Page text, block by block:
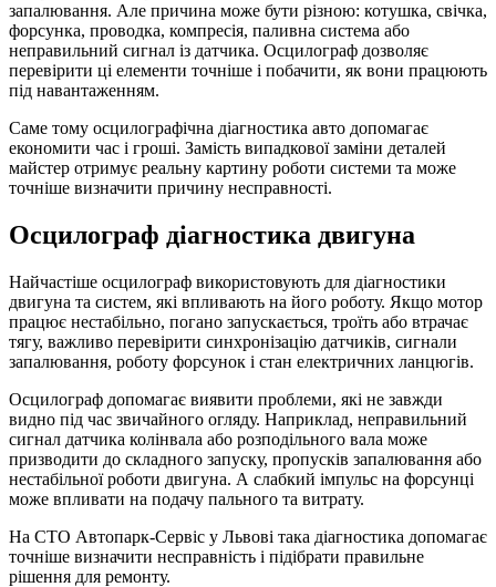
запалювання. Але причина може бути різною: котушка, свічка,
форсунка, проводка, компресія, паливна система або
неправильний сигнал із датчика. Осцилограф дозволяє
перевірити ці елементи точніше і побачити, як вони працюють
під навантаженням.
Саме тому осцилографічна діагностика авто допомагає
економити час і гроші. Замість випадкової заміни деталей
майстер отримує реальну картину роботи системи та може
точніше визначити причину несправності.
Осцилограф діагностика двигуна
Найчастіше осцилограф використовують для діагностики
двигуна та систем, які впливають на його роботу. Якщо мотор
працює нестабільно, погано запускається, троїть або втрачає
тягу, важливо перевірити синхронізацію датчиків, сигнали
запалювання, роботу форсунок і стан електричних ланцюгів.
Осцилограф допомагає виявити проблеми, які не завжди
видно під час звичайного огляду. Наприклад, неправильний
сигнал датчика колінвала або розподільного вала може
призводити до складного запуску, пропусків запалювання або
нестабільної роботи двигуна. А слабкий імпульс на форсунці
може впливати на подачу пального та витрату.
На СТО Автопарк-Сервіс у Львові така діагностика допомагає
точніше визначити несправність і підібрати правильне
рішення для ремонту.